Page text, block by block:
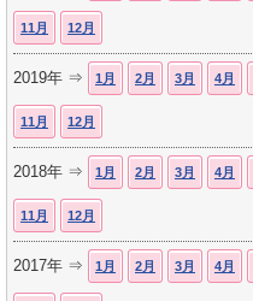
11月 12月
2019年 ⇒ 1月 2月 3月 4月
11月 12月
2018年 ⇒ 1月 2月 3月 4月
11月 12月
2017年 ⇒ 1月 2月 3月 4月